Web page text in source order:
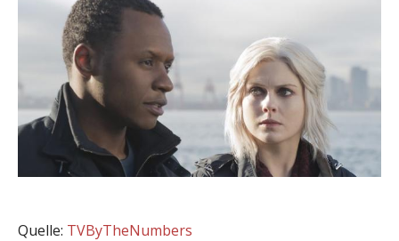
Quelle: TVByTheNumbers